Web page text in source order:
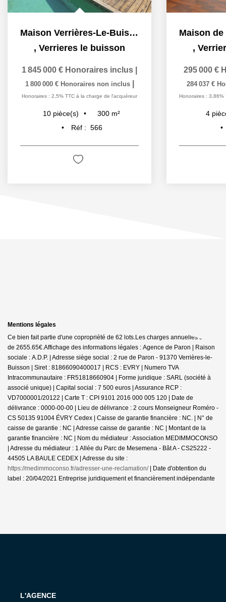
Maison Verrières-Le-Buisson 9 pièce(s) 300 m²
, Verrieres le buisson
1 845 000 € Honoraires inclus
1 800 000 € Honoraires non inclus
Honoraires : 2,5% TTC à la charge de l'acquéreur
10 pièce(s) 300 m²
Réf : 566
,
295 000 €
284 037 €
Honoraires : 3,86%
4
Mentions légales
Ce bien fait partie d'une copropriété de 62 lots.Les charges annuelles sont
de 2655.65€.Affichage des informations légales : Agence de Paron | Raison
sociale : A.D.P. | Adresse siège social : 2 rue de Paron - 91370 Verrières-le-
Buisson | Siret : 81866090400017 | RCS : EVRY | Numero TVA
Intracommunautaire : FR51818660904 | Forme juridique : SARL (société à
associé unique) | Capital social : 7 500 euros | Assurance RCP :
VD7000001/20122 | Carte T : CPI 9101 2016 000 005 120 | Date de
délivrance : 0000-00-00 | Lieu de délivrance : 2 cours Monseigneur Roméro -
CS 50135 91004 ÉVRY Cedex | Caisse de garantie financière : NC. | N° de
caisse de garantie : NC | Adresse caisse de garantie : NC | Montant de la
garantie financière : NC | Nom du médiateur : Association MEDIMMOCONSO
| Adresse du médiateur : 1 Allée du Parc de Mesemena - Bât A - CS25222 -
44505 LA BAULE CEDEX | Adresse du site :
https://medimmoconso.fr/adresser-une-reclamation/| Date d'obtention du
label : 20/04/2021 Entreprise juridiquement et financièrement indépendante
L'AGENCE